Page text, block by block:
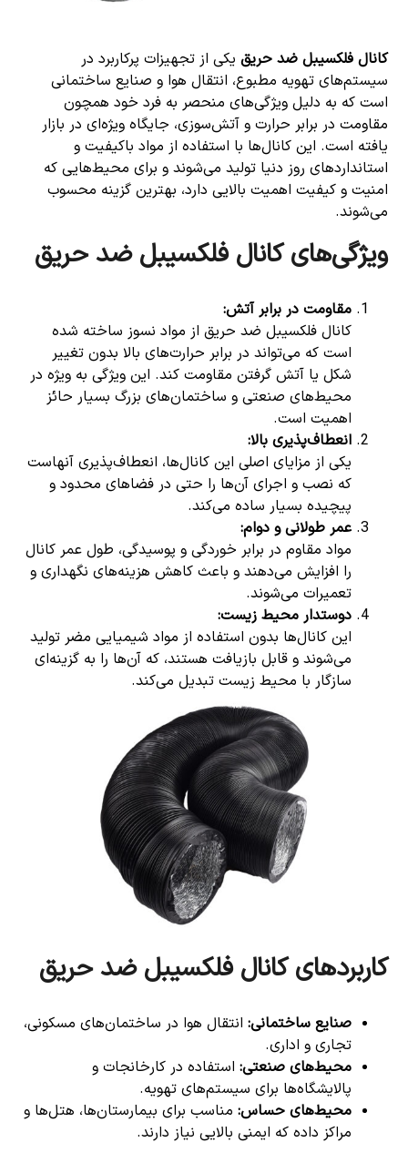
کانال فلکسیبل ضد حریق یکی از تجهیزات پرکاربرد در
سیستم‌های تهویه مطبوع، انتقال هوا و صنایع ساختمانی
است که به دلیل ویژگی‌های منحصر به فرد خود همچون
مقاومت در برابر حرارت و آتش‌سوزی، جایگاه ویژه‌ای در بازار
یافته است. این کانال‌ها با استفاده از مواد باکیفیت و
استانداردهای روز دنیا تولید می‌شوند و برای محیط‌هایی که
امنیت و کیفیت اهمیت بالایی دارد، بهترین گزینه محسوب
می‌شوند.
ویژگی‌های کانال فلکسیبل ضد حریق
مقاومت در برابر آتش:
کانال فلکسیبل ضد حریق از مواد نسوز ساخته شده
است که می‌تواند در برابر حرارت‌های بالا بدون تغییر
شکل یا آتش گرفتن مقاومت کند. این ویژگی به ویژه در
محیط‌های صنعتی و ساختمان‌های بزرگ بسیار حائز
اهمیت است.
انعطاف‌پذیری بالا:
یکی از مزایای اصلی این کانال‌ها، انعطاف‌پذیری آنهاست
که نصب و اجرای آن‌ها را حتی در فضاهای محدود و
پیچیده بسیار ساده می‌کند.
عمر طولانی و دوام:
مواد مقاوم در برابر خوردگی و پوسیدگی، طول عمر کانال
را افزایش می‌دهند و باعث کاهش هزینه‌های نگهداری و
تعمیرات می‌شوند.
دوستدار محیط زیست:
این کانال‌ها بدون استفاده از مواد شیمیایی مضر تولید
می‌شوند و قابل بازیافت هستند، که آن‌ها را به گزینه‌ای
سازگار با محیط زیست تبدیل می‌کند.
کاربردهای کانال فلکسیبل ضد حریق
صنایع ساختمانی: انتقال هوا در ساختمان‌های مسکونی،
تجاری و اداری.
محیط‌های صنعتی: استفاده در کارخانجات و
پالایشگاه‌ها برای سیستم‌های تهویه.
محیط‌های حساس: مناسب برای بیمارستان‌ها، هتل‌ها و
مراکز داده که ایمنی بالایی نیاز دارند.